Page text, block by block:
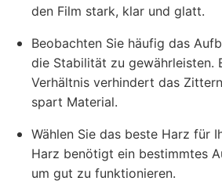
den Film stark, klar und glatt.
Beobachten Sie häufig das
die Stabilität zu gewährleisten.
Verhältnis verhindert das
spart Material.
Wählen Sie das beste Harz für
Harz benötigt ein bestimmtes
um gut zu funktionieren.